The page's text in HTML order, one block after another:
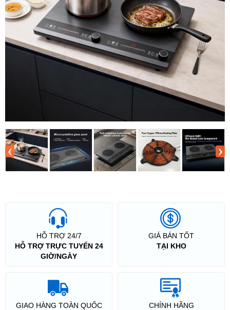
‹ ›
HỖ TRỢ 24/7
HỖ TRỢ TRỰC TUYẾN 24
GIỜ/NGÀY
GIÁ BÁN TỐT
TẠI KHO
GIAO HÀNG TOÀN QUỐC
CHÍNH HÃNG